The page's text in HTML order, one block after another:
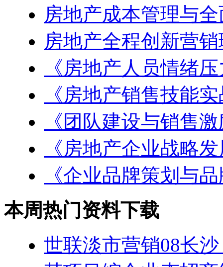
房地产成本管理与
房地产全程创新营
《房地产人员情绪
《房地产销售技能
《团队建设与销售
《房地产企业战略
《企业品牌策划与
本周热门资料下载
世联淡市营销08长